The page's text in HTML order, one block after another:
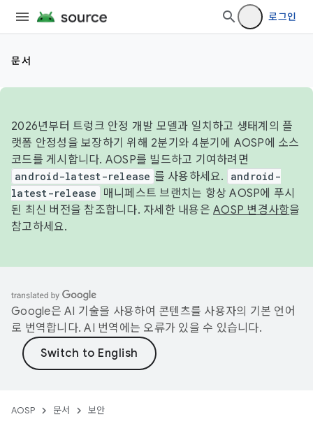
로그인
문서
2026년부터 트렁크 안정 개발 모델과 일치하고 생태계의 플
랫폼 안정성을 보장하기 위해 2분기와 4분기에 AOSP에 소스
코드를 게시합니다. AOSP를 빌드하고 기여하려면
android-latest-release 를 사용하세요.
android-
latest-release
매니페스트 브랜치는 항상 AOSP에 푸시
된 최신 버전을 참조합니다. 자세한 내용은 AOSP 변경사항을
참고하세요.
Google은 AI 기술을 사용하여 콘텐츠를 사용자의 기본 언어
로 번역합니다. AI 번역에는 오류가 있을 수 있습니다.
AOSP 문서 보안